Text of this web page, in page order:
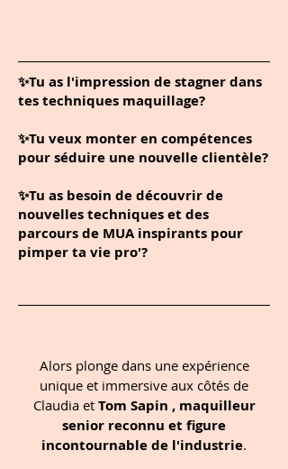
✨Tu as l'impression de stagner dans
tes techniques maquillage?
✨Tu veux monter en compétences
pour séduire une nouvelle clientèle?
✨Tu as besoin de découvrir de
nouvelles techniques et des
parcours de MUA inspirants pour
pimper ta vie pro'?
Alors plonge dans une expérience
unique et immersive aux côtés de
Claudia et Tom Sapin , maquilleur
senior reconnu et figure
incontournable de l'industrie.